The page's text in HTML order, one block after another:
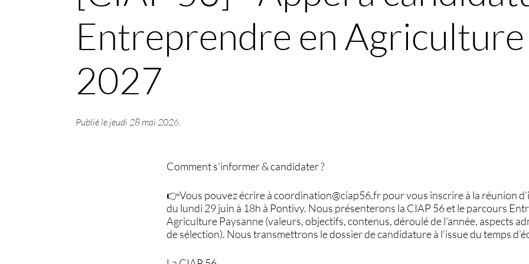
Entreprendre en Agriculture
2027
Publié le jeudi 28 mai 2026.
Comment s’informer & candidater ?
👉Vous pouvez écrire à coordination@ciap56.fr pour vous inscrire à la réunion
du lundi 29 juin à 18h à Pontivy. Nous présenterons la CIAP 56 et le parcours
Agriculture Paysanne (valeurs, objectifs, contenus, déroulé de l’année, aspects
de sélection). Nous transmettrons le dossier de candidature à l’issue du temps